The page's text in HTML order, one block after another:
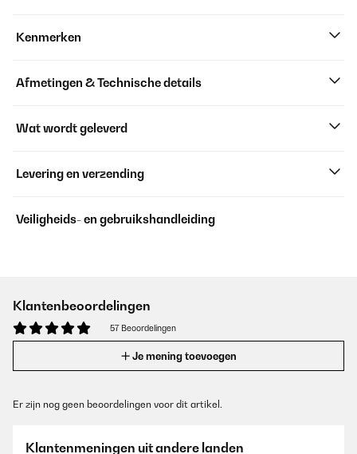
Kenmerken
Afmetingen & Technische details
Wat wordt geleverd
Levering en verzending
Veiligheids- en gebruikshandleiding
Klantenbeoordelingen
57 Beoordelingen
Je mening toevoegen
Er zijn nog geen beoordelingen voor dit artikel.
Klantenmeningen uit andere landen